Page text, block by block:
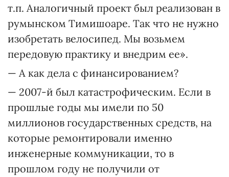
т.п. Аналогичный проект был реализован в
румынском Тимишоаре. Так что не нужно
изобретать велосипед. Мы возьмем
передовую практику и внедрим ее».
— А как дела с финансированием?
— 2007-й был катастрофическим. Если в
прошлые годы мы имели по 50
миллионов государственных средств, на
которые ремонтировали именно
инженерные коммуникации, то в
прошлом году не получили от